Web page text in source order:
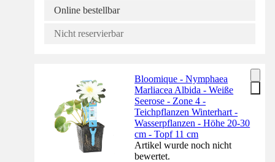
Online bestellbar
Nicht reservierbar
Bloomique - Nymphaea
Marliacea Albida - Weiße
Seerose - Zone 4 -
Teichpflanzen Winterhart -
Wasserpflanzen - Höhe 20-30
cm - Topf 11 cm
Artikel wurde noch nicht
bewertet.